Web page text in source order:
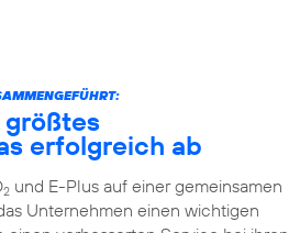
erfolgreich ab
2 und E-Plus auf einer gemeinsamen
Unternehmen einen wichtigen